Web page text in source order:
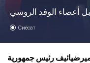
أعضاء الوفد الروسي
Сиёсат
رئيس جمهورية